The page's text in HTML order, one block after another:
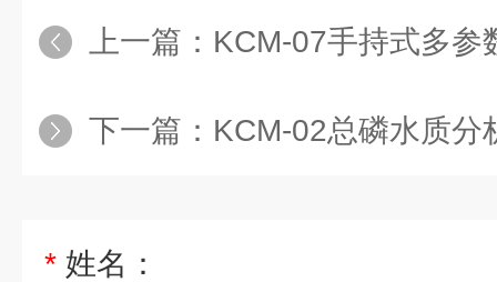
上一篇： KCM-07手持式多参
下一篇： KCM-02总磷水质分
* 姓名：